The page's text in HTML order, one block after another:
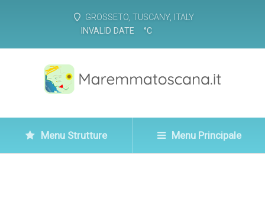
GROSSETO, TUSCANY, ITALY
INVALID DATE
°C
Menu Strutture Menu Principale